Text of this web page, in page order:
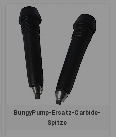
erhalten Sie in unserer
Datenschutzerklärung
Sie können durch die
Navigation auf die
Registerkarten auf der linken
Seite alle Ihre Cookie-
Einstellungen anzupassen.
BungyPump-Ersatz-Carbide-
Spitze